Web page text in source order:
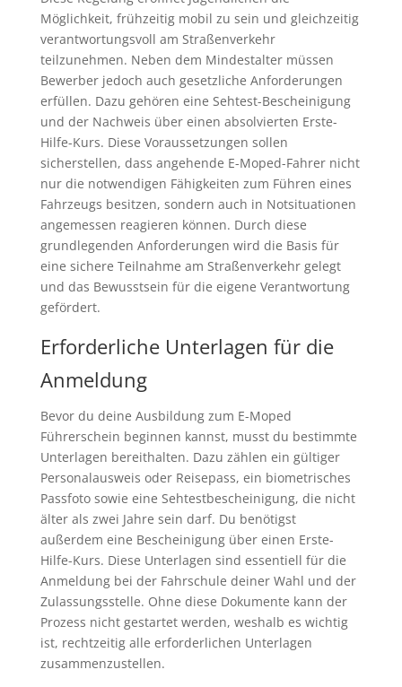
Möglichkeit, frühzeitig mobil zu sein und gleichzeitig
verantwortungsvoll am Straßenverkehr
teilzunehmen. Neben dem Mindestalter müssen
Bewerber jedoch auch gesetzliche Anforderungen
erfüllen. Dazu gehören eine Sehtest-Bescheinigung
und der Nachweis über einen absolvierten Erste-
Hilfe-Kurs. Diese Voraussetzungen sollen
sicherstellen, dass angehende E-Moped-Fahrer nicht
nur die notwendigen Fähigkeiten zum Führen eines
Fahrzeugs besitzen, sondern auch in Notsituationen
angemessen reagieren können. Durch diese
grundlegenden Anforderungen wird die Basis für
eine sichere Teilnahme am Straßenverkehr gelegt
und das Bewusstsein für die eigene Verantwortung
gefördert.
Erforderliche Unterlagen für die
Anmeldung
Bevor du deine Ausbildung zum E-Moped
Führerschein beginnen kannst, musst du bestimmte
Unterlagen bereithalten. Dazu zählen ein gültiger
Personalausweis oder Reisepass, ein biometrisches
Passfoto sowie eine Sehtestbescheinigung, die nicht
älter als zwei Jahre sein darf. Du benötigst
außerdem eine Bescheinigung über einen Erste-
Hilfe-Kurs. Diese Unterlagen sind essentiell für die
Anmeldung bei der Fahrschule deiner Wahl und der
Zulassungsstelle. Ohne diese Dokumente kann der
Prozess nicht gestartet werden, weshalb es wichtig
ist, rechtzeitig alle erforderlichen Unterlagen
zusammenzustellen.